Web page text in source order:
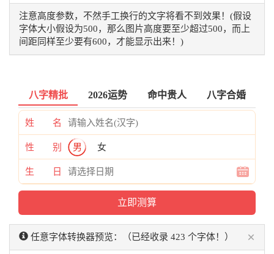
注意高度参数，不然手工换行的文字将看不到效果！(假设
字体大小假设为500，那么图片高度要至少超过500，而上
间距同样至少要有600，才能显示出来！)
八字精批 2026运势 命中贵人 八字合婚
姓 名
性 别 男 女
生 日
任意字体转换器预览：（已经收录 423 个字体！） ×